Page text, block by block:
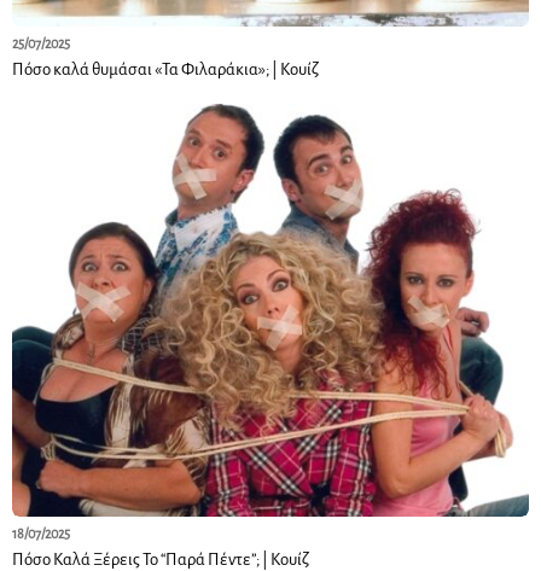
25/07/2025
Πόσο καλά θυμάσαι «Τα Φιλαράκια»; | Κουίζ
18/07/2025
Πόσο Καλά Ξέρεις Το “Παρά Πέντε”; | Κουίζ